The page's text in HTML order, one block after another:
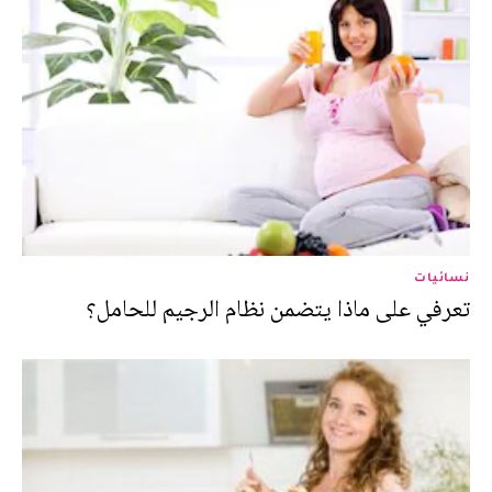
نسائيات
تعرفي على ماذا يتضمن نظام الرجيم للحامل؟